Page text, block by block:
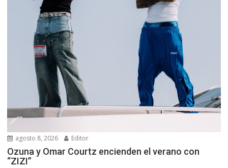
agosto 8, 2026 Editor
Ozuna y Omar Courtz encienden el verano con
“ZIZI”